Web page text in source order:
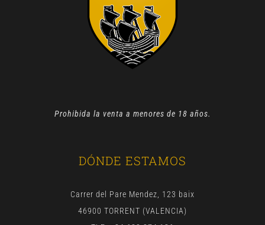
Prohibida la venta a menores de 18 años.
DÓNDE ESTAMOS
Carrer del Pare Mendez, 123 baix
46900 TORRENT (VALENCIA)